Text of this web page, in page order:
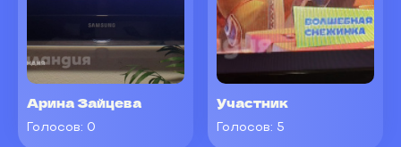
Арина Зайцева
Голосов: 0
Участник
Голосов: 5